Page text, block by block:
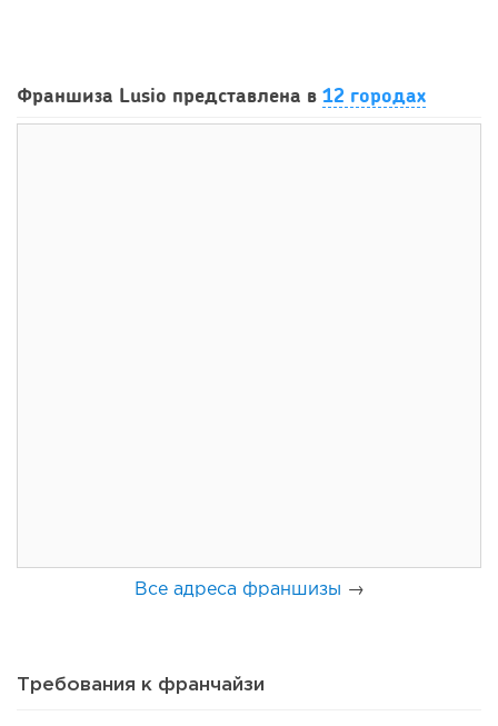
открытия заведения
Франшиза Lusio представлена в 12 городах
Все адреса франшизы →
Требования к франчайзи